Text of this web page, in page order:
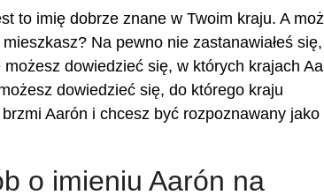
to imię dobrze znane w Twoim kraju. A
Na pewno nie zastanawiałeś
dowiedzieć się, w których krajach
dowiedzieć się, do którego kraju
Aarón i chcesz być rozpoznawany jako
o imieniu Aarón na